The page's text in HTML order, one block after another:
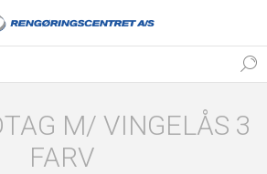
M/ VINGELÅS 3
FARV